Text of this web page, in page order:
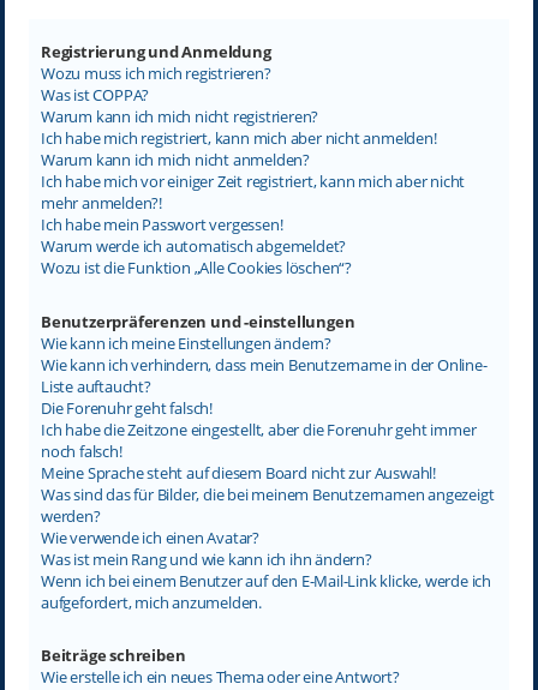
Registrierung und Anmeldung
Wozu muss ich mich registrieren?
Was ist COPPA?
Warum kann ich mich nicht registrieren?
Ich habe mich registriert, kann mich aber nicht anmelden!
Warum kann ich mich nicht anmelden?
Ich habe mich vor einiger Zeit registriert, kann mich aber nicht
mehr anmelden?!
Ich habe mein Passwort vergessen!
Warum werde ich automatisch abgemeldet?
Wozu ist die Funktion „Alle Cookies löschen“?
Benutzerpräferenzen und -einstellungen
Wie kann ich meine Einstellungen ändern?
Wie kann ich verhindern, dass mein Benutzername in der Online-
Liste auftaucht?
Die Forenuhr geht falsch!
Ich habe die Zeitzone eingestellt, aber die Forenuhr geht immer
noch falsch!
Meine Sprache steht auf diesem Board nicht zur Auswahl!
Was sind das für Bilder, die bei meinem Benutzernamen angezeigt
werden?
Wie verwende ich einen Avatar?
Was ist mein Rang und wie kann ich ihn ändern?
Wenn ich bei einem Benutzer auf den E-Mail-Link klicke, werde ich
aufgefordert, mich anzumelden.
Beiträge schreiben
Wie erstelle ich ein neues Thema oder eine Antwort?